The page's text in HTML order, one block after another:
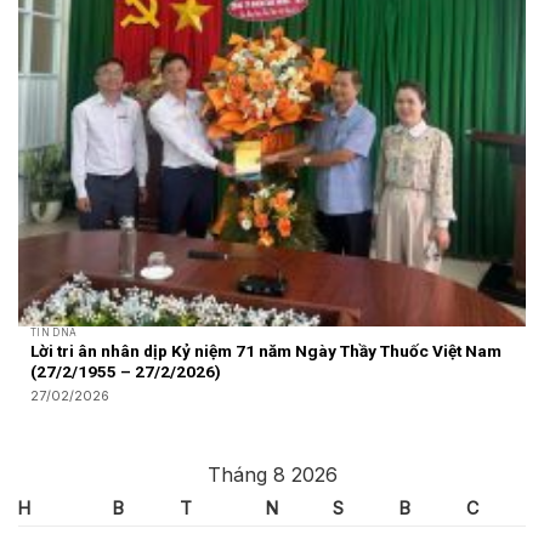
TIN DNA
Lời tri ân nhân dịp Kỷ niệm 71 năm Ngày Thầy Thuốc Việt Nam
(27/2/1955 – 27/2/2026)
27/02/2026
Tháng 8 2026
H B T N S B
C